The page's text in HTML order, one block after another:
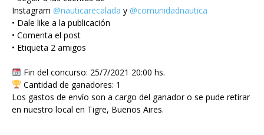
Instagram @nauticarecalada y @comunidadnautica
• Dale like a la publicación
• Comenta el post
• Etiqueta 2 amigos
Fin del concurso: 25/7/2021 20:00 hs.
Cantidad de ganadores: 1
Los gastos de envío son a cargo del ganador o se pude retirar
en nuestro local en Tigre, Buenos Aires.